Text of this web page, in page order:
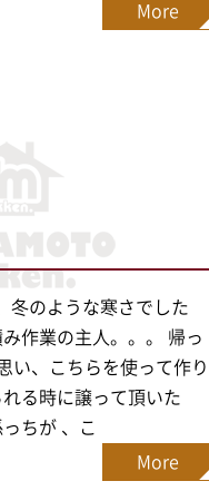
More
冬のような寒さでした
作業の主人。。。 帰っ
い、こちらを使って作り
る時に譲って頂いた
ちが 、こ
More